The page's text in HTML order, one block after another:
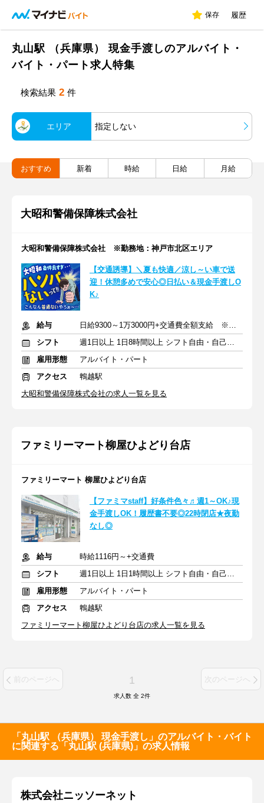
保存 履歴
丸山駅 （兵庫県） 現金手渡しのアルバイト・
バイト・パート求人特集
検索結果 2 件
エリア 指定しない
おすすめ 新着 時給 日給 月給
大昭和警備保障株式会社
大昭和警備保障株式会社 ※勤務地：神戸市北区エリア
【交通誘導】＼夏も快適／涼し～い車で送
迎！休憩多めで安心◎日払い＆現金手渡しO
K♪
給与
日給9300～1万3000円+交通費全額支給 ※深夜手当含む
シフト
週1日以上 1日8時間以上 シフト自由・自己申告
雇用形態
アルバイト・パート
アクセス
鵯越駅
大昭和警備保障株式会社の求人一覧を見る
ファミリーマート柳屋ひよどり台店
ファミリーマート 柳屋ひよどり台店
【ファミマstaff】好条件色々♬週1～OK♪現
金手渡しOK！履歴書不要◎22時閉店★夜勤
なし◎
給与
時給1116円～+交通費
シフト
週1日以上 1日1時間以上 シフト自由・自己申告
雇用形態
アルバイト・パート
アクセス
鵯越駅
ファミリーマート柳屋ひよどり台店の求人一覧を見る
前のページへ 1 次のページへ
求人数 全 2件
「丸山駅 （兵庫県） 現金手渡し」のアルバイト・バイト
に関連する「丸山駅 (兵庫県)」の求人情報
株式会社ニッソーネット